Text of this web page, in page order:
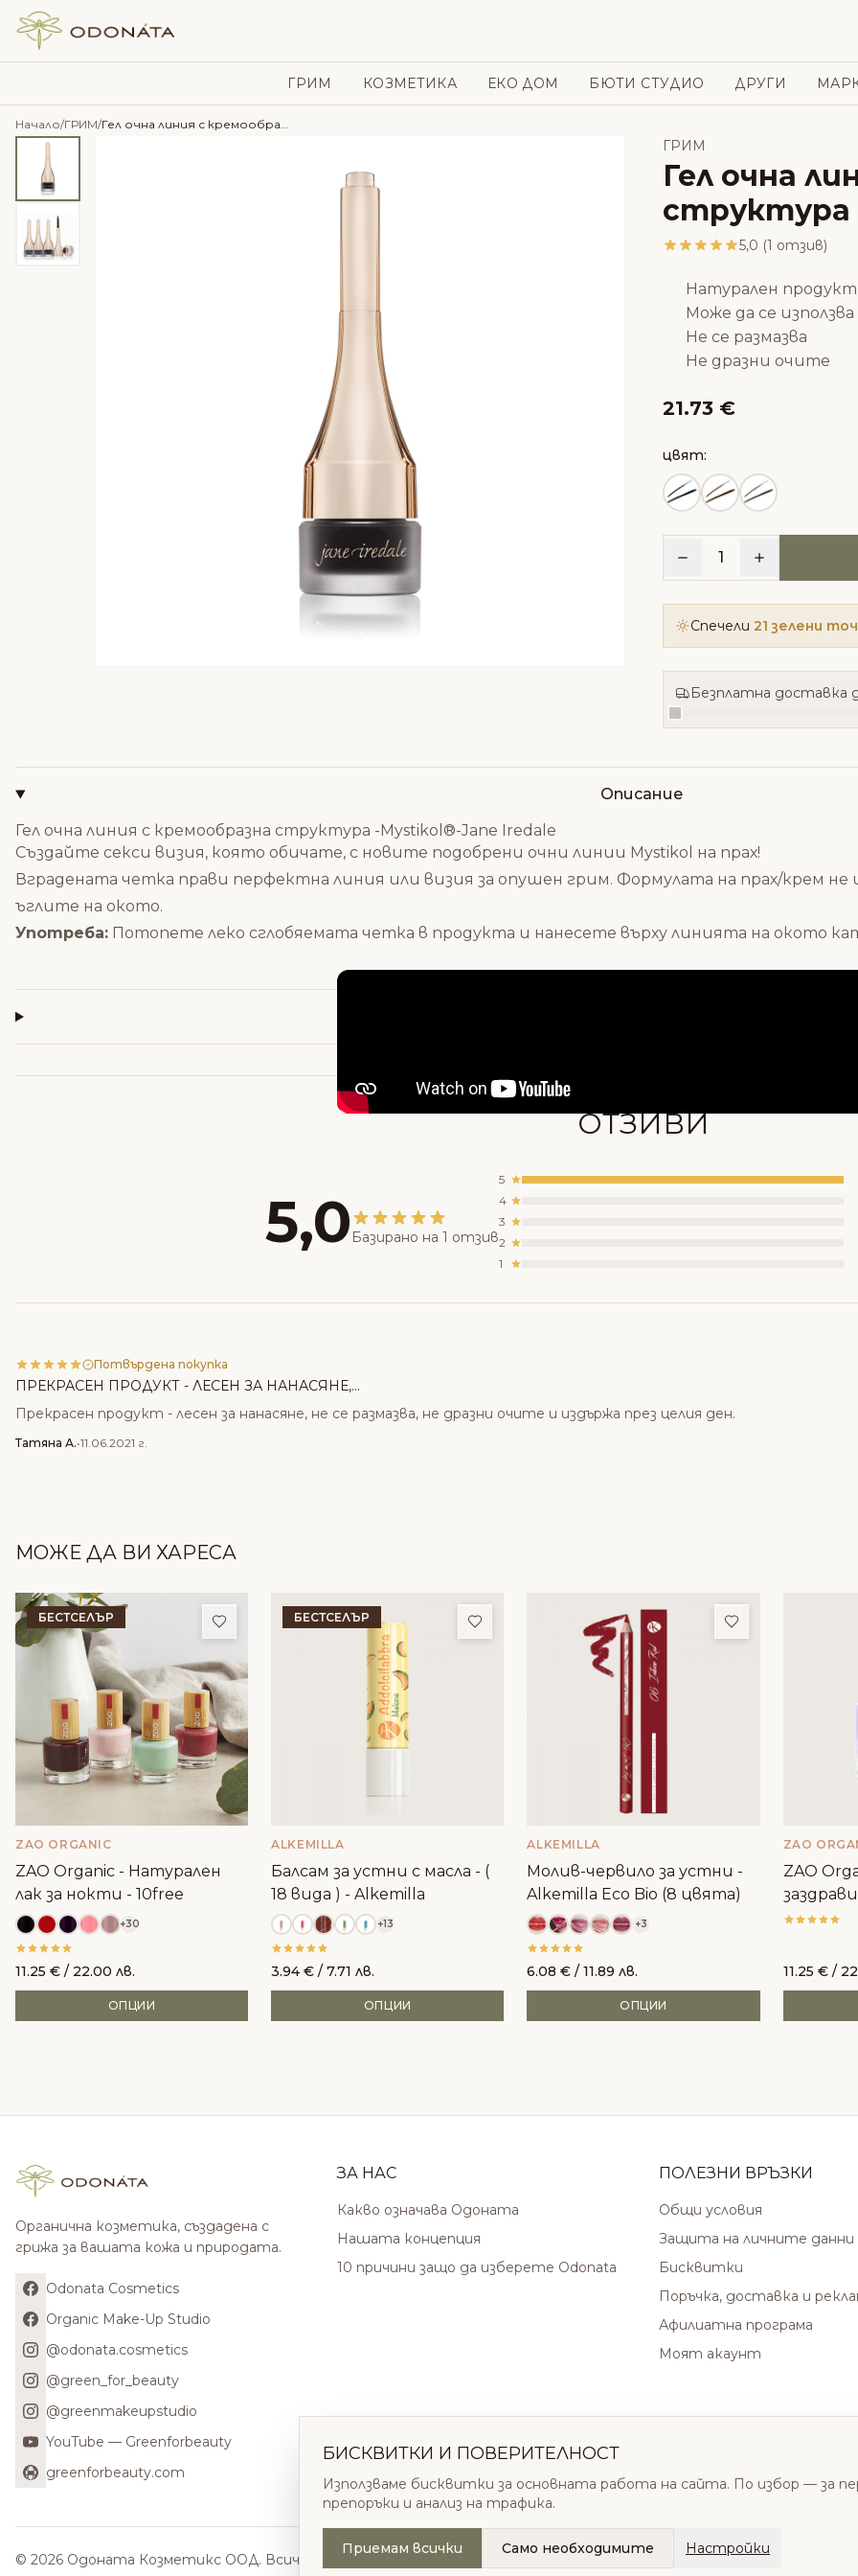
Skip to content
ГРИМ КОЗМЕТИКА ЕКО ДОМ БЮТИ СТУДИО ДРУГИ
Начало/ГРИМ/ Гел очна линия с кремообразна структура -Mystikol®-Jane Iredale
ГРИМ
Гел очна
структура
5,0 (1 отзив)
Натурален продукт
Може да се
Не се размазва
Не дразни очите
21.73 €
цвят:
1
Спечели 21 зелени
Безплатна доставка
Описание
Гел очна линия с кремообразна структура -Mystikol®-Jane Iredale
Създайте секси визия, която обичате, с новите подобрени очни линии Mystikol на прах!
Вградената четка прави перфектна линия или визия за опушен грим. Формулата на прах/крем не
ъглите на окото.
Употреба: Потопете леко сглобяемата четка в продукта и нанесете върху линията на окото
ОТЗИВИ
5,0 Базирано на 1 отзив
5
4
3
2
1
Потвърдена покупка
ПРЕКРАСЕН ПРОДУКТ - ЛЕСЕН ЗА НАНАСЯНЕ,...
Прекрасен продукт - лесен за нанасяне, не се размазва, не дразни очите и издържа през целия ден.
Татяна А.•11.06.2021 г.
МОЖЕ ДА ВИ ХАРЕСА
БЕСТСЕЛЪР Добави в любими
ZAO ORGANIC
ZAO Organic - Натурален
лак за нокти - 10free
+30
11.25 € / 22.00 лв.
ОПЦИИ
БЕСТСЕЛЪР Добави в любими
ALKEMILLA
Балсам за устни с масла - (
18 вида ) - Alkemilla
+13
3.94€ / 7.71 лв.
ОПЦИИ
Добави в
ALKEMILLA
Молив-червило за устни -
Alkemilla Eco Bio (8 цвята)
+3
6.08€ / 11.89 лв.
ОПЦИИ
ZAO
ZAO
11.25 €/
Органична козметика, създадена с
грижа за вашата кожа и природата.
Odonata Cosmetics
Organic Make-Up Studio
@odonata.cosmetics
@green_for_beauty
@greenmakeupstudio
YouTube — Greenforbeauty
greenforbeauty.com
ЗА НАС
Какво означава Одоната
Нашата концепция
10 причини защо да изберете Odonata
ПОЛЕЗНИ ВРЪЗКИ
Общи условия
Защита на личните данни
Бисквитки
Поръчка, доставка и
Афилиатна програма
Моят акаунт
© 2026 Одоната Козметикс ООД. Всички права запазени.
БИСКВИТКИ И ПОВЕРИТЕЛНОСТ
Използваме бисквитки за основната работа на сайта. По избор — за
препоръки и анализ на трафика.
Приемам всички Само необходимите Настройки